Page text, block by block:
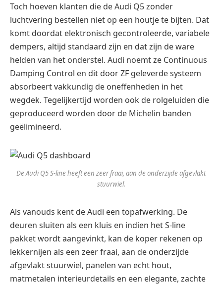
Toch hoeven klanten die de Audi Q5 zonder
luchtvering bestellen niet op een houtje te bijten. Dat
komt doordat elektronisch gecontroleerde, variabele
dempers, altijd standaard zijn en dat zijn de ware
helden van het onderstel. Audi noemt ze Continuous
Damping Control en dit door ZF geleverde systeem
absorbeert vakkundig de oneffenheden in het
wegdek. Tegelijkertijd worden ook de rolgeluiden die
geproduceerd worden door de Michelin banden
geëlimineerd.
De Audi Q5 S-line heeft een zeer fraai, aan de onderzijde afgevlakt
stuurwiel.
Als vanouds kent de Audi een topafwerking. De
deuren sluiten als een kluis en indien het S-line
pakket wordt aangevinkt, kan de koper rekenen op
lekkernijen als een zeer fraai, aan de onderzijde
afgevlakt stuurwiel, panelen van echt hout,
matmetalen interieurdetails en een elegante, zachte